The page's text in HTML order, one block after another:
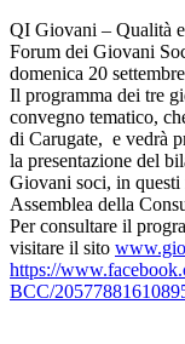
QI Giovani – Qualità
Forum dei Giovani
domenica 20
Il programma dei tre
convegno tematico,
di Carugate, e vedrà
la presentazione del
Giovani soci, in questi
Assemblea della
Per consultare il
visitare il sito
https://
BCC/